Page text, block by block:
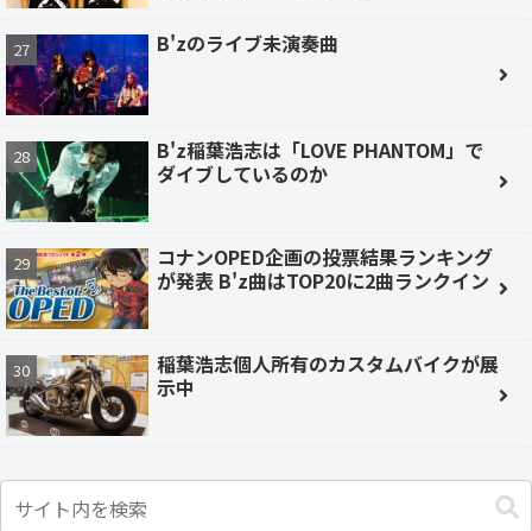
B'zのライブ未演奏曲
B'z稲葉浩志は「LOVE PHANTOM」で
ダイブしているのか
コナンOPED企画の投票結果ランキング
が発表 B'z曲はTOP20に2曲ランクイン
稲葉浩志個人所有のカスタムバイクが展
示中